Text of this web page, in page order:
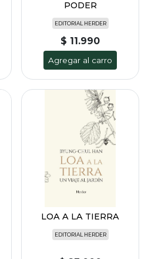
PODER
EDITORIAL HERDER
$ 11.990
Agregar al carro
LOA A LA TIERRA
EDITORIAL HERDER